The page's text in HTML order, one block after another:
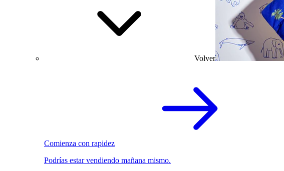
Volver
Comienza con rapidez
Podrías estar vendiendo mañana mismo.